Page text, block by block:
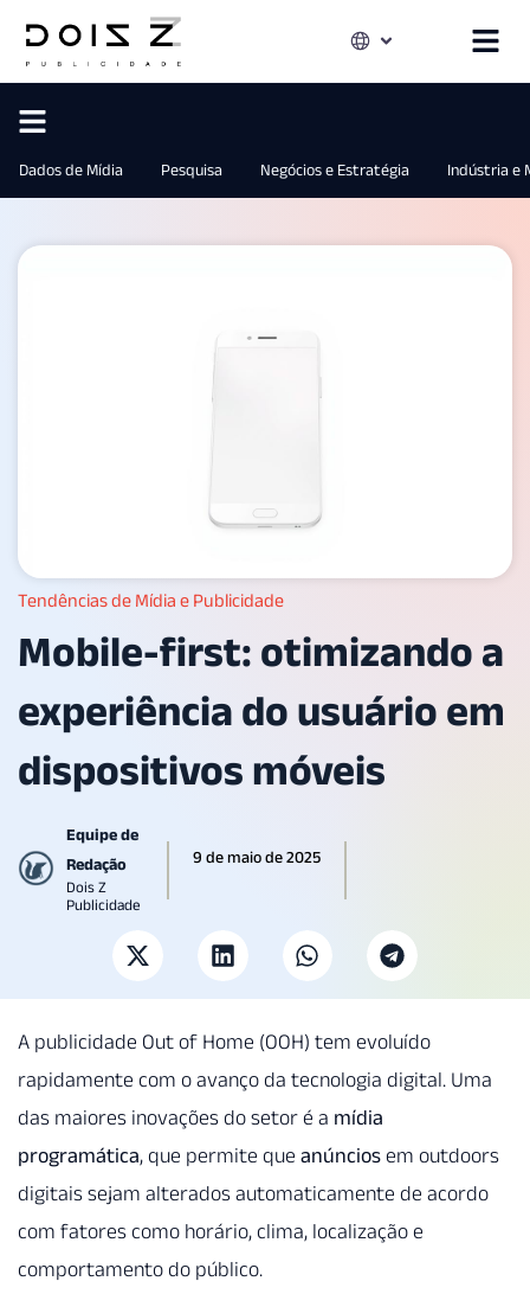
Dados de Mídia Pesquisa Negócios e Estratégia Indústria e
Tendências de Mídia e Publicidade
Mobile-first: otimizando a
experiência do usuário em
dispositivos móveis
Equipe de
Redação
Dois Z
Publicidade
9 de maio de 2025
A publicidade Out of Home (OOH) tem evoluído
rapidamente com o avanço da tecnologia digital. Uma
das maiores inovações do setor é a mídia
programática, que permite que anúncios em outdoors
digitais sejam alterados automaticamente de acordo
com fatores como horário, clima, localização e
comportamento do público.